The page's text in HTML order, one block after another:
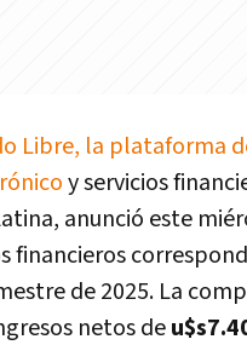
Libre, la plataforma
y servicios
anunció este
financieros
de 2025. La
netos de